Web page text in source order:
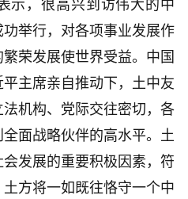
，很高兴到访伟大的中
举行，对各项事业发展作
荣发展使世界受益。中国
主席亲自推动下，土中友
机构、党际交往密切，各
面战略伙伴的高水平。土
发展的重要积极因素，符
方将一如既往恪守一个中